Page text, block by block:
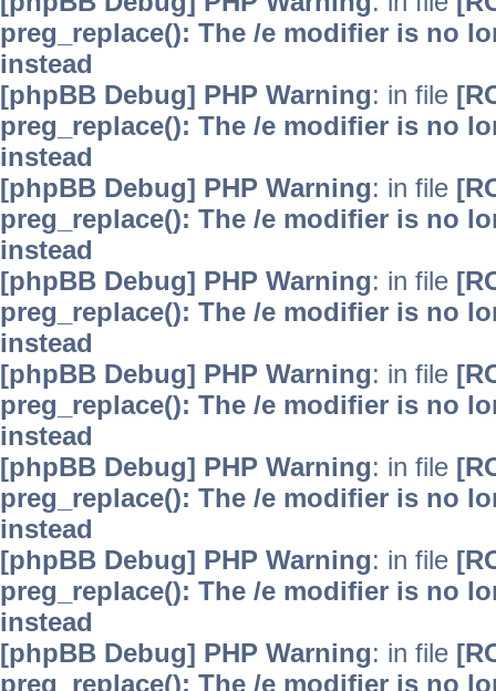
preg_replace(): The /e modifier is no
instead
[phpBB Debug] PHP Warning: in file
preg_replace(): The /e modifier is no
instead
[phpBB Debug] PHP Warning: in file
preg_replace(): The /e modifier is no
instead
[phpBB Debug] PHP Warning: in file
preg_replace(): The /e modifier is no
instead
[phpBB Debug] PHP Warning: in file
preg_replace(): The /e modifier is no
instead
[phpBB Debug] PHP Warning: in file
preg_replace(): The /e modifier is no
instead
[phpBB Debug] PHP Warning: in file
preg_replace(): The /e modifier is no
instead
[phpBB Debug] PHP Warning: in file
preg_replace(): The /e modifier is no